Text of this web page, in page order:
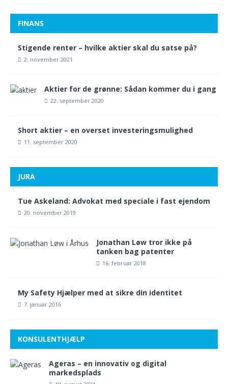
FINANS
Stigende renter – hvilke aktier skal du satse på?
2. november 2021
Aktier for de grønne: Sådan kommer du i gang
22. september 2020
Short aktier – en overset investeringsmulighed
11. september 2020
JURA
Tue Askeland: Advokat med speciale i fast ejendom
20. november 2019
Jonathan Løw tror ikke på
tanken bag patenter
16. februar 2018
My Safety Hjælper med at sikre din identitet
7. januar 2016
KONSULENTHJÆLP
Ageras – en innovativ og digital
markedsplads